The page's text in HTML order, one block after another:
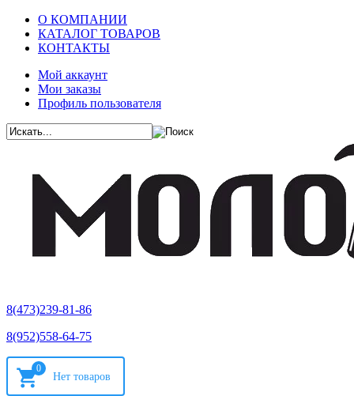
О КОМПАНИИ
КАТАЛОГ ТОВАРОВ
КОНТАКТЫ
Мой аккаунт
Мои заказы
Профиль пользователя
8(473)239-81-86
8(952)558-64-75
0